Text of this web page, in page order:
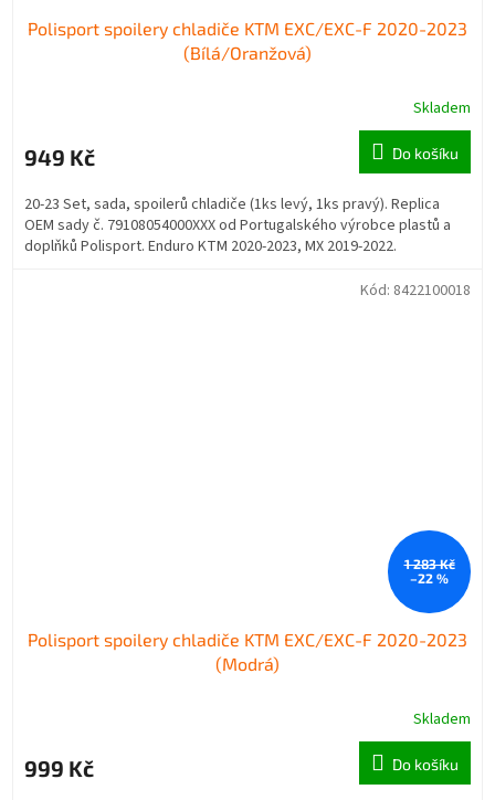
Polisport spoilery chladiče KTM EXC/EXC-F 2020-2023
(Bílá/Oranžová)
Skladem
949 Kč Do košíku
20-23 Set, sada, spoilerů chladiče (1ks levý, 1ks pravý). Replica
OEM sady č. 79108054000XXX od Portugalského výrobce plastů a
doplňků Polisport. Enduro KTM 2020-2023, MX 2019-2022.
1 283 Kč
–22 %
Polisport spoilery chladiče KTM EXC/EXC-F 2020-2023
(Modrá)
Skladem
999 Kč Do košíku
Kód: 8422100018